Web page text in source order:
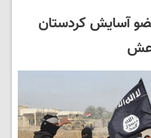
آسایش کردستان